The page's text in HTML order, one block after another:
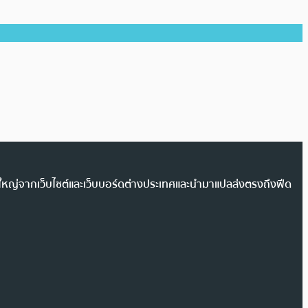
จากเว็บไซต์และเว็บบอร์ดต่างประเทศและนำมาแปลส่งตรงถึงฟีด